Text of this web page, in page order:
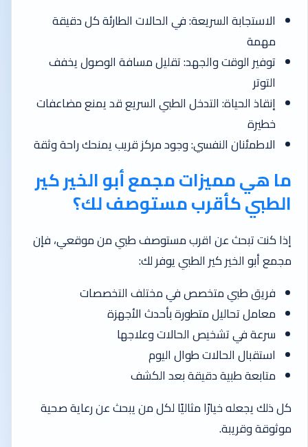
الاستجابة السريعة: في الحالات الطارئة كل دقيقة
مهمة
توفير الوقت والجهد: تقليل مسافة الوصول يخفف
التوتر
إنقاذ الحياة: التدخل الطبي السريع قد يمنع مضاعفات
خطيرة
الاطمئنان النفسي: وجود مركز قريب يمنحك راحة وثقة
ما هي مميزات مجمع أبو الخير كير
الطبي كأقرب مستوصف لك؟
إذا كنت تبحث عن اقرب مستوصف طبي من موقعي، فإن
مجمع أبو الخير كير الطبي يوفر لك:
فريق طبي متخصص في مختلف التخصصات
معامل تحاليل متطورة بأحدث الأجهزة
سرعة في تشخيص الحالات وعلاجها
استقبال الحالات طوال اليوم
متابعة طبية دقيقة بعد الكشف
كل ذلك يجعله خيارًا مثاليًا لكل من يبحث عن رعاية صحية
موثوقة وقريبة.